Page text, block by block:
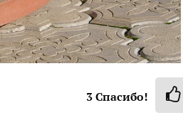
3Спасибо!